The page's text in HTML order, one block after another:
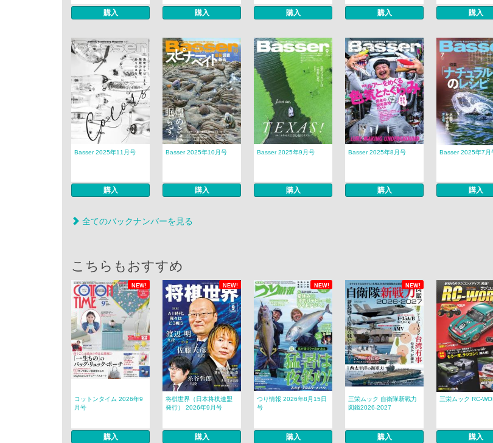
購入 購入 購入 購入 購入
Basser 2025年11月号
購入
Basser 2025年10月号
購入
Basser 2025年9月号
購入
Basser 2025年8月号
購入
Basser 2025年7月
購入
全てのバックナンバーを見る
こちらもおすすめ
NEW! NEW! NEW! NEW!
コットンタイム 2026年9
月号
購入
将棋世界（日本将棋連盟
発行） 2026年9月号
購入
つり情報 2026年8月15日
号
購入
三栄ムック 自衛隊新戦力
図鑑2026-2027
購入
三栄ムック RC-
購入